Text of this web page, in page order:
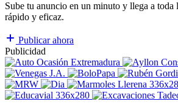
Sube tu anuncio en un minuto y llega a toda
rápido y eficaz.
Publicar ahora
Publicidad